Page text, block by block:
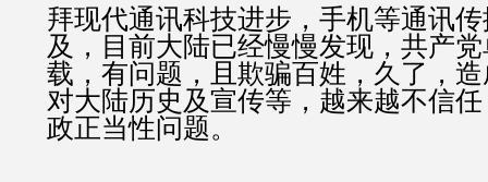
拜现代通讯科技进步，手机等通讯
及，目前大陆已经慢慢发现，共产
载，有问题，且欺骗百姓，久了，
对大陆历史及宣传等，越来越不信
政正当性问题。